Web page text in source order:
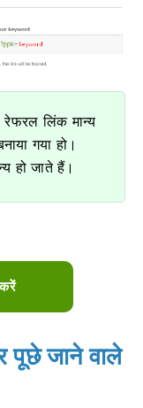
लिंक मान्य
गया हो।
हो जाते हैं।
करें
पूछे जाने वाले